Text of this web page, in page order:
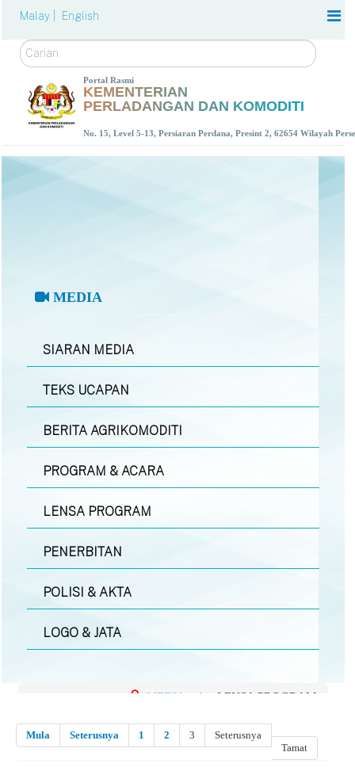
Malay | English
Carian
Portal Rasmi
KEMENTERIAN
PERLADANGAN DAN KOMODITI
No. 15, Level 5-13, Persiaran Perdana, Presint 2, 62654 Wilayah
MEDIA
SIARAN MEDIA
TEKS UCAPAN
BERITA AGRIKOMODITI
PROGRAM & ACARA
LENSA PROGRAM
PENERBITAN
POLISI & AKTA
LOGO & JATA
MEDIA | LENSA PROGRAM
Mula Seterusnya 1 2 3
Seterusnya
Tamat